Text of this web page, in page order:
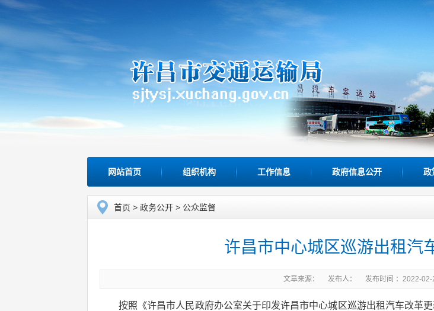
网站首页 组织机构 工作信息 政府信息公开 政
首页 > 政务公开 > 公众监督
许昌市中心城区巡游出租汽
文章来源： 发布人： 发布时间 ：2022-02-
按照《许昌市人民政府办公室关于印发许昌市中心城区巡游出租汽车改革